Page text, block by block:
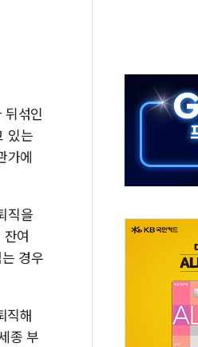
' 피해자 기림의 날 참석..."국제적 시민
서 해루질 중 실종 60대 나흘만에 숨진
어머니 흉기 살해 10대 아들 체포
에 '뻔뻔' 받아친 정청래…제주 연설
섞인
있는
가에
직을
여
경우
직해
종 부